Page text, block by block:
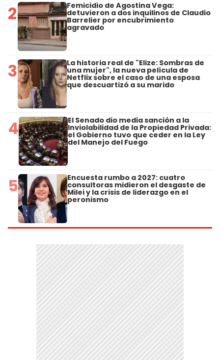
2 Femicidio de Agostina Vega:
detuvieron a dos inquilinos de Claudio
Barrelier por encubrimiento
agravado
3 La historia real de "Elize: Sombras de
una mujer", la nueva película de
Netflix sobre el caso de una esposa
que descuartizó a su marido
4 El Senado dio media sanción a la
Inviolabilidad de la Propiedad Privada:
el Gobierno tuvo que ceder en la Ley
del Manejo del Fuego
5 Encuesta rumbo a 2027: cuatro
consultoras midieron el desgaste de
Milei y la crisis de liderazgo en el
peronismo